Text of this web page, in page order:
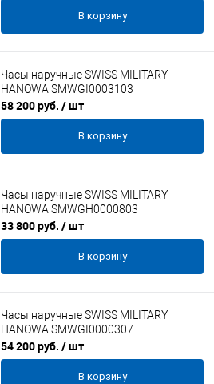
В корзину
Часы наручные SWISS MILITARY
HANOWA SMWGI0003103
58 200 руб. / шт
В корзину
Часы наручные SWISS MILITARY
HANOWA SMWGH0000803
33 800 руб. / шт
В корзину
Часы наручные SWISS MILITARY
HANOWA SMWGI0000307
54 200 руб. / шт
В корзину